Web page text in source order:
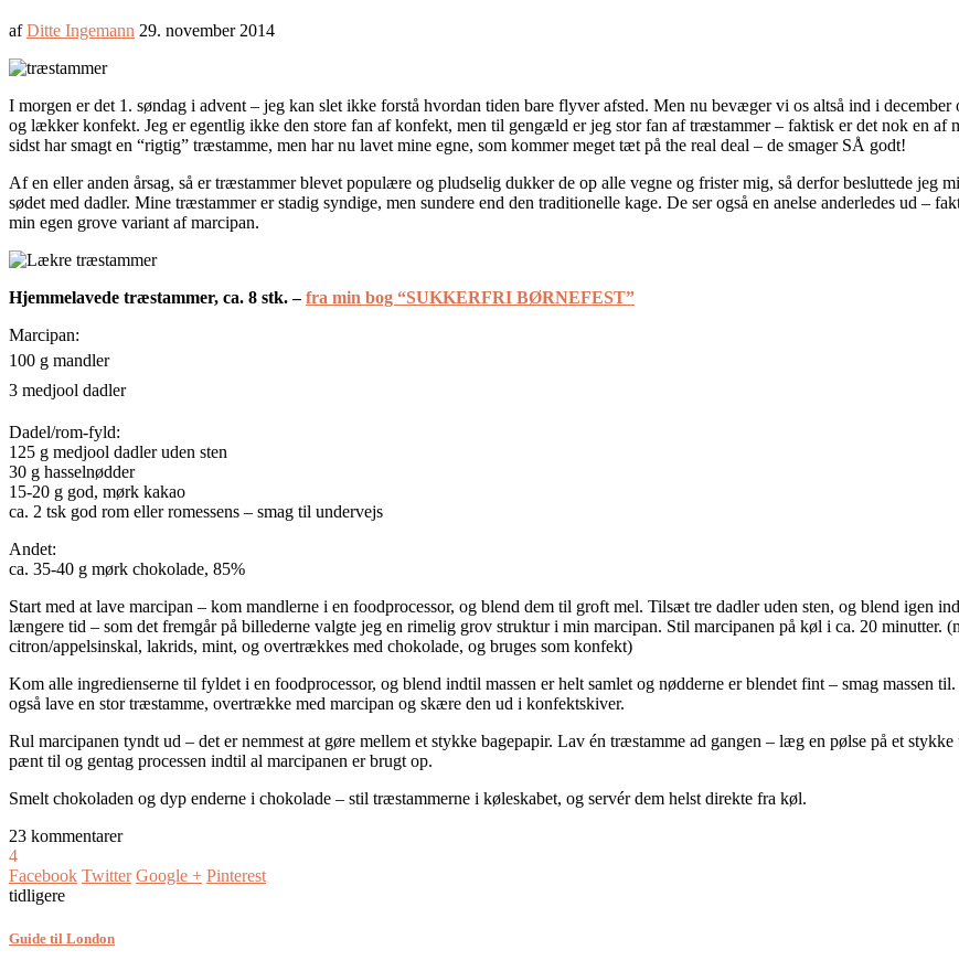
afDitte Ingemann 29. november 2014
I morgen er det 1. søndag i advent – jeg kan slet ikke forstå hvordan tiden bare flyver afsted. Men nu bevæger vi os altså ind i
og lækker konfekt. Jeg er egentlig ikke den store fan af konfekt, men til gengæld er jeg stor fan af træstammer – faktisk er det nok en af
sidst har smagt en “rigtig” træstamme, men har nu lavet mine egne, som kommer meget tæt på the real deal – de smager SÅ godt!
Af en eller anden årsag, så er træstammer blevet populære og pludselig dukker de op alle vegne og frister mig, så derfor besluttede jeg
sødet med dadler. Mine træstammer er stadig syndige, men sundere end den traditionelle kage. De ser også en anelse anderledes ud –
min egen grove variant af marcipan.
Hjemmelavede træstammer, ca. 8 stk. –fra min bog “SUKKERFRI BØRNEFEST”
Marcipan:
100 g mandler
3 medjool dadler
Dadel/rom-fyld:
125 g medjool dadler uden sten
30 g hasselnødder
15-20 g god, mørk kakao
ca. 2 tsk god rom eller romessens – smag til undervejs
Andet:
ca. 35-40 g mørk chokolade, 85%
Start med at lave marcipan – kom mandlerne i en foodprocessor, og blend dem til groft mel. Tilsæt tre dadler uden sten, og blend igen
længere tid – som det fremgår på billederne valgte jeg en rimelig grov struktur i min marcipan. Stil marcipanen på køl i ca. 20 minutter.
citron/appelsinskal, lakrids, mint, og overtrækkes med chokolade, og bruges som konfekt)
Kom alle ingredienserne til fyldet i en foodprocessor, og blend indtil massen er helt samlet og nødderne er blendet fint – smag massen
også lave en stor træstamme, overtrække med marcipan og skære den ud i konfektskiver.
Rul marcipanen tyndt ud – det er nemmest at gøre mellem et stykke bagepapir. Lav én træstamme ad gangen – læg en pølse på et
pænt til og gentag processen indtil al marcipanen er brugt op.
Smelt chokoladen og dyp enderne i chokolade – stil træstammerne i køleskabet, og servér dem helst direkte fra køl.
23 kommentarer
4
Facebook Twitter Google + Pinterest
tidligere
Guide til London